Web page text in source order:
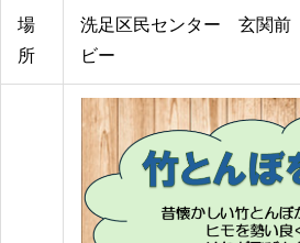
場
所
洗足区民センター 玄関前
ビー